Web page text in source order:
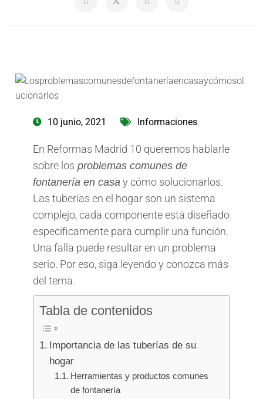
10 junio, 2021 Informaciones
En Reformas Madrid 10 queremos hablarle
sobre los problemas comunes de
fontanería en casa y cómo solucionarlos.
Las tuberías en el hogar son un sistema
complejo, cada componente está diseñado
específicamente para cumplir una función.
Una falla puede resultar en un problema
serio. Por eso, siga leyendo y conozca más
del tema.
Tabla de contenidos
Importancia de las tuberías de su
hogar
Herramientas y productos comunes
de fontanería